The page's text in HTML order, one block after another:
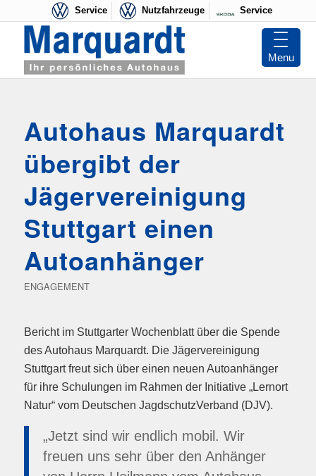
Service Nutzfahrzeuge Service
Autohaus Marquardt
übergibt der
Jägervereinigung
Stuttgart einen
Autoanhänger
ENGAGEMENT
Bericht im Stuttgarter Wochenblatt über die Spende
des Autohaus Marquardt. Die Jägervereinigung
Stuttgart freut sich über einen neuen Autoanhänger
für ihre Schulungen im Rahmen der Initiative „Lernort
Natur“ vom Deutschen Jagdschutz­Verband (DJV).
„Jetzt sind wir endlich mobil. Wir
freuen uns sehr über den Anhänger
Menu